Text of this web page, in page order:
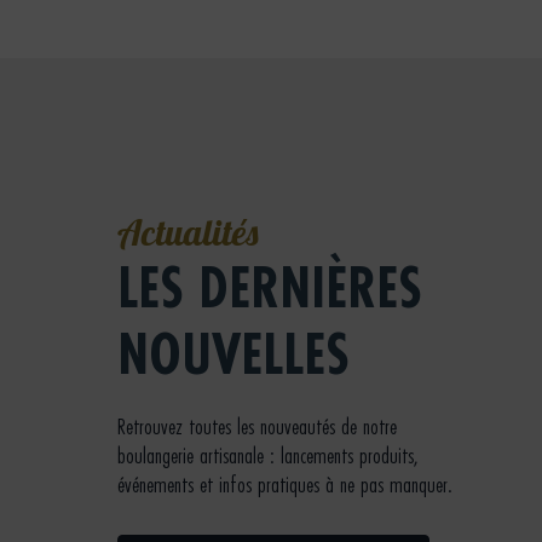
Actualités
LES DERNIÈRES
NOUVELLES
Retrouvez toutes les nouveautés de notre
boulangerie artisanale : lancements produits,
événements et infos pratiques à ne pas manquer.